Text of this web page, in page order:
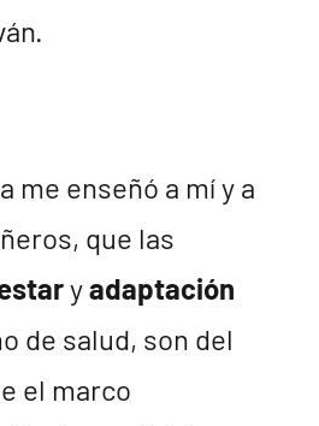
me enseñó a mí y a
que las
yadaptación
de salud, son del
el marco